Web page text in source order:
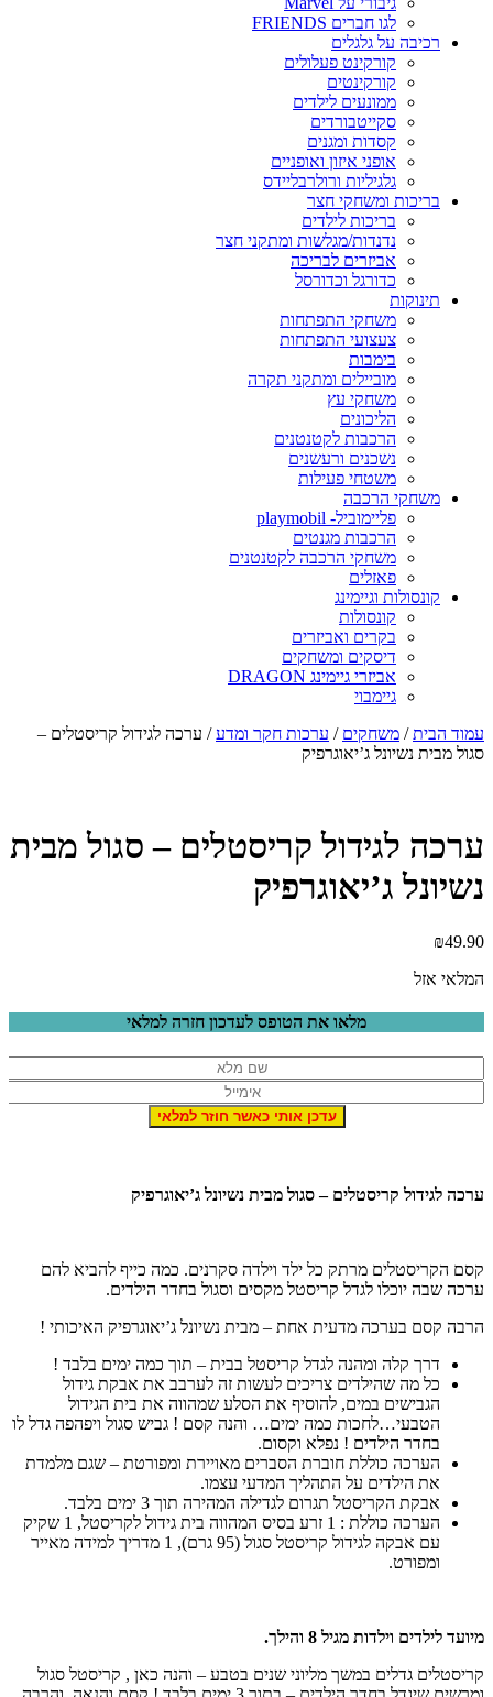
לגו חברים FRIENDS
רכיבה על גלגלים
קורקינט פעלולים
קורקינטים
ממונעים לילדים
סקייטבורדים
קסדות ומגנים
אופני איזון ואופניים
גלגיליות ורולרבליידס
בריכות ומשחקי חצר
בריכות לילדים
נדנדות/מגלשות ומתקני חצר
אביזרים לבריכה
כדורגל וכדורסל
תינוקות
משחקי התפתחות
צעצועי התפתחות
בימבות
מוביילים ומתקני תקרה
משחקי עץ
הליכונים
הרכבות לקטנטנים
נשכנים ורעשנים
משטחי פעילות
משחקי הרכבה
פליימוביל- playmobil
הרכבות מגנטים
משחקי הרכבה לקטנטנים
פאזלים
קונסולות וגיימינג
קונסולות
בקרים ואביזרים
דיסקים ומשחקים
אביזרי גיימינג DRAGON
גיימבוי
הבית/משחקים/ ערכות חקר ומדע/ ערכה לגידול קריסטלים –
מבית נשיונל ג’יאוגרפיק
לגידול קריסטלים – סגול מבית
ג’יאוגרפיק
₪
אזל
מלאו את הטופס לעדכון חזרה למלאי
לגידול קריסטלים – סגול מבית נשיונל ג’יאוגרפיק
הקריסטלים מרתק כל ילד וילדה סקרנים. כמה כייף להביא להם
שבה יוכלו לגדל קריסטל מקסים וסגול בחדר הילדים.
קסם בערכה מדעית אחת – מבית נשיונל ג’יאוגרפיק האיכותי !
דרך קלה ומהנה לגדל קריסטל בבית – תוך כמה ימים בלבד !
כל מה שהילדים צריכים לעשות זה לערבב את אבקת גידול
הגבישים במים, להוסיף את הסלע שמהווה את בית הגידול
הטבעי…לחכות כמה ימים… והנה קסם ! גביש סגול ויפהפה גדל לו
בחדר הילדים ! נפלא וקסום.
הערכה כוללת חוברת הסברים מאויירת ומפורטת – שגם מלמדת
את הילדים על התהליך המדעי עצמו.
אבקת הקריסטל תגרום לגדילה המהירה תוך 3 ימים בלבד.
הערכה כוללת : 1 זרע בסיס המהווה בית גידול לקריסטל, 1 שקיק
עם אבקה לגידול קריסטל סגול (95 גרם), 1 מדריך למידה מאייר
ומפורט.
לילדים וילדות מגיל 8 והילך.
גדלים במשך מליוני שנים בטבע – והנה כאן , קריסטל סגול